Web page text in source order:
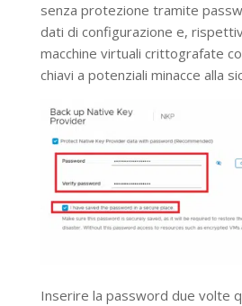
senza protezione tramite
dati di configurazione e,
macchine virtuali crittografate
chiavi a potenziali minacce alla
Inserire la password due volte